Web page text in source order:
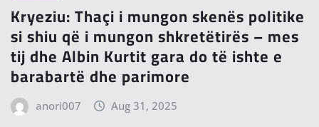
Kryeziu: Thaçi i mungon skenës politike
si shiu që i mungon shkretëtirës – mes
tij dhe Albin Kurtit gara do të ishte e
barabartë dhe parimore
anori007 Aug 31, 2025